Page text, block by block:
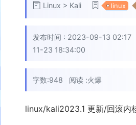
Linux > Kali linux
发布时间 : 2023-09-13 02:17
11-23 18:34:00
字数:948 阅读 :火爆
linux/kali2023.1 更新/回滚内